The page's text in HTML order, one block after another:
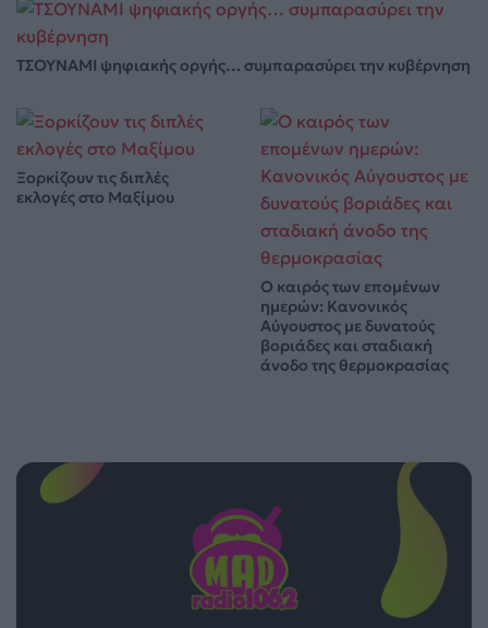
ΤΣΟΥΝΑΜΙ ψηφιακής οργής… συμπαρασύρει την κυβέρνηση
Ξορκίζουν τις διπλές
εκλογές στο Μαξίμου
Ο καιρός των επομένων
ημερών: Κανονικός
Αύγουστος με δυνατούς
βοριάδες και σταδιακή
άνοδο της θερμοκρασίας